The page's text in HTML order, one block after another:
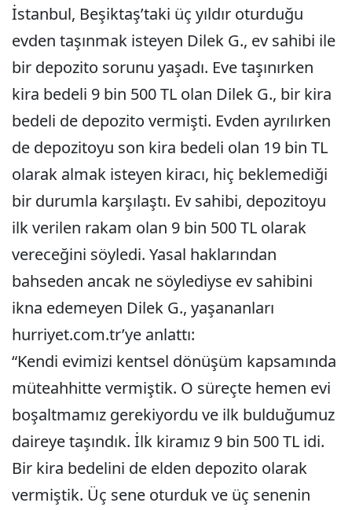
İstanbul, Beşiktaş’taki üç yıldır oturduğu
evden taşınmak isteyen Dilek G., ev sahibi ile
bir depozito sorunu yaşadı. Eve taşınırken
kira bedeli 9 bin 500 TL olan Dilek G., bir kira
bedeli de depozito vermişti. Evden ayrılırken
de depozitoyu son kira bedeli olan 19 bin TL
olarak almak isteyen kiracı, hiç beklemediği
bir durumla karşılaştı. Ev sahibi, depozitoyu
ilk verilen rakam olan 9 bin 500 TL olarak
vereceğini söyledi. Yasal haklarından
bahseden ancak ne söylediyse ev sahibini
ikna edemeyen Dilek G., yaşananları
hurriyet.com.tr’ye anlattı:
“Kendi evimizi kentsel dönüşüm kapsamında
müteahhitte vermiştik. O süreçte hemen evi
boşaltmamız gerekiyordu ve ilk bulduğumuz
daireye taşındık. İlk kiramız 9 bin 500 TL idi.
Bir kira bedelini de elden depozito olarak
vermiştik. Üç sene oturduk ve üç senenin